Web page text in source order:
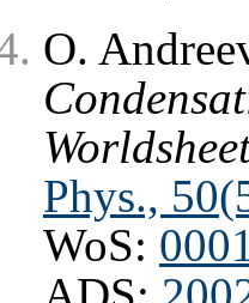
O.
Phys.,
WoS: